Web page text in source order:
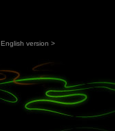
English version >